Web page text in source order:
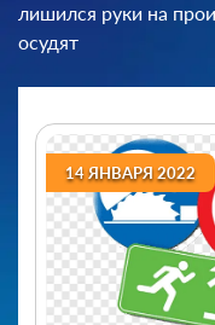
лишился руки на
осудят
14 ЯНВАРЯ 2022